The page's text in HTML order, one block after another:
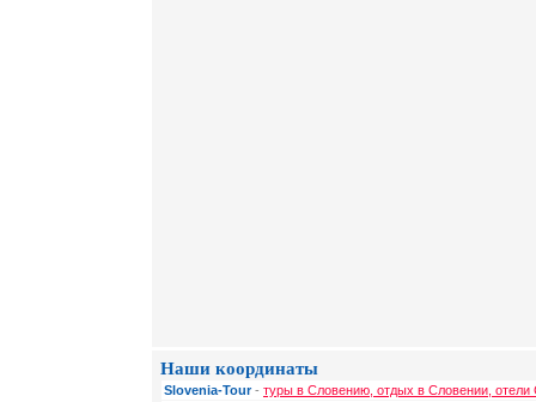
Наши координаты
Slovenia-Tour- туры в Словению, отдых в Словении,